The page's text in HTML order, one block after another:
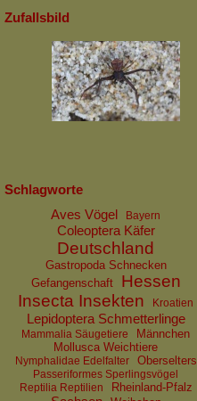
Zufallsbild
Schlagworte
Aves Vögel
Bayern
Coleoptera Käfer
Deutschland
Gastropoda Schnecken
Gefangenschaft
Hessen
Insecta Insekten
Kroatien
Lepidoptera Schmetterlinge
Mammalia Säugetiere
Männchen
Mollusca Weichtiere
Nymphalidae Edelfalter Oberselters
Passeriformes Sperlingsvögel
Reptilia Reptilien
Rheinland-Pfalz